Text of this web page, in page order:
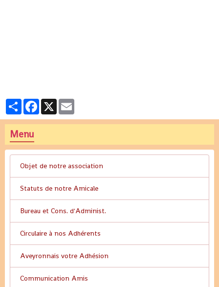
PartagerFacebook
X
Menu
Objet de notre association
Statuts de notre Amicale
Bureau et Cons. d'Administ.
Circulaire à nos Adhérents
Aveyronnais votre Adhésion
Communication Amis